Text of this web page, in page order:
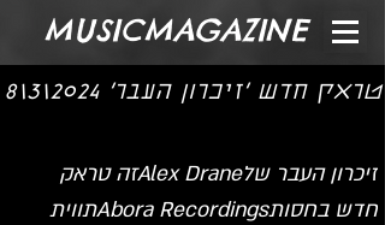
MUSICMAGAZINE
טראק חדש 'זיכרון העבר' 2024\3\8
זיכרון העבר שלAlex Draneזה טראק
חדש בחסותAbora Recordingsתווית